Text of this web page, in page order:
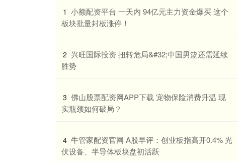
1 ​小额配资平台 一天内 94亿元主力资金爆买 这个
板块批量封板涨停！
2 ​兴旺国际投资 扭转危局&#32;中国男篮还需延续
胜势
3 ​佛山股票配资网APP下载 宠物保险消费升温 现
实瓶颈如何破局？
4 ​牛管家配资官网 A股早评：创业板指高开0.4% 光
伏设备、半导体板块盘初活跃